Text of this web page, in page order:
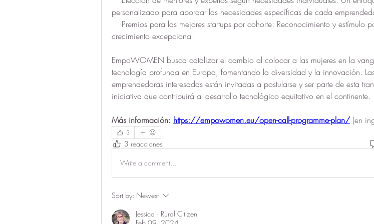
personalizado para abordar las necesidades específicas de cada
crecimiento excepcional.
EmpoWOMEN busca catalizar el cambio al colocar a las mujeres en la
tecnología profunda en Europa, fomentando la diversidad y la innovación.
emprendedoras interesadas están invitadas a postularse y ser parte de esta
iniciativa que contribuirá al desarrollo tecnológico equitativo en el continente.
Más información: https://empowomen.eu/open-call-programme-plan/ (en
3
3 reacciones
Write a comment...
Sort by: Newest
Jessica · Rural Citizen